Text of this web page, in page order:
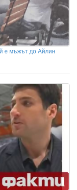
е мъжът до Айлин